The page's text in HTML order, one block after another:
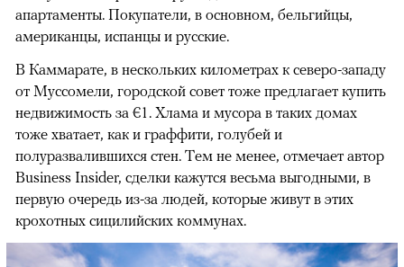
апартаменты. Покупатели, в основном, бельгийцы,
американцы, испанцы и русские.
В Каммарате, в нескольких километрах к северо-западу
от Муссомели, городской совет тоже предлагает купить
недвижимость за €1. Хлама и мусора в таких домах
тоже хватает, как и граффити, голубей и
полуразвалившихся стен. Тем не менее, отмечает автор
Business Insider, сделки кажутся весьма выгодными, в
первую очередь из-за людей, которые живут в этих
крохотных сицилийских коммунах.